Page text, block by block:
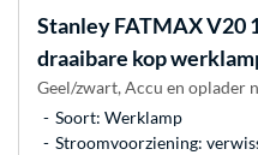
StanleyFATMAX V20
draaibare kop
Geel/zwart, Accu en oplader
Soort: Werklamp
Stroomvoorziening: